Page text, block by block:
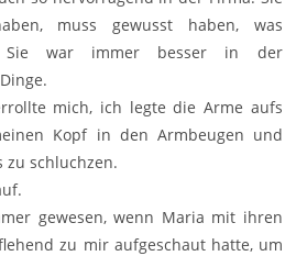
muss gewusst haben, was
Sie war immer besser in der
mich, ich legte die Arme aufs
Kopf in den Armbeugen und
zu schluchzen.
gewesen, wenn Maria mit ihren
zu mir aufgeschaut hatte, um